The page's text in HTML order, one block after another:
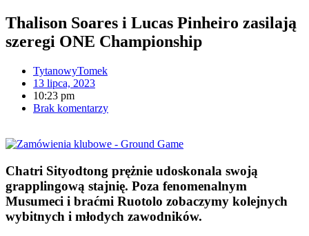
Thalison Soares i Lucas Pinheiro zasilają
szeregi ONE Championship
TytanowyTomek
13 lipca, 2023
10:23 pm
Brak komentarzy
Chatri Sityodtong prężnie udoskonala swoją
grapplingową stajnię. Poza fenomenalnym
Musumeci i braćmi Ruotolo zobaczymy kolejnych
wybitnych i młodych zawodników.